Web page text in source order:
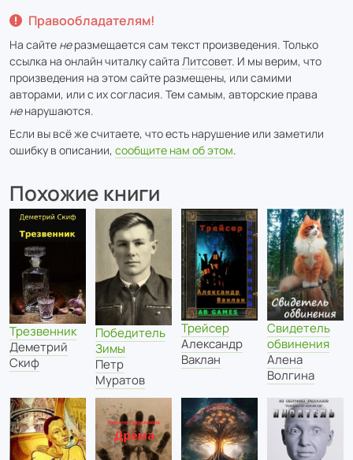
Правообладателям!
На сайте неразмещается сам текст произведения. Только
ссылка на онлайн читалку сайта Литсовет. И мы верим, что
произведения на этом сайте размещены, или самими
авторами, или с их согласия. Тем самым, авторские права
ненарушаются.
Если вы всё же считаете, что есть нарушение или заметили
ошибку в описании, сообщите нам об этом.
Похожие книги
Трезвенник
Деметрий
Скиф
Победитель
Зимы
Петр
Муратов
Трейсер
Александр
Ваклан
Свидетель
обвинения
Алена
Волгина